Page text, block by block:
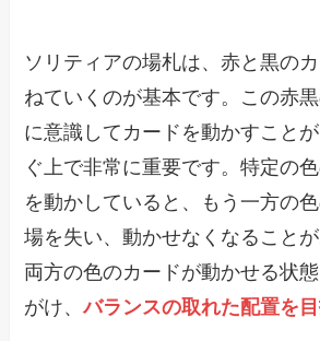
ソリティアの場札は、赤と黒の
ねていくのが基本です。この赤
に意識してカードを動かすこと
ぐ上で非常に重要です。特定の
を動かしていると、もう一方の
場を失い、動かせなくなること
両方の色のカードが動かせる状
がけ、バランスの取れた配置を